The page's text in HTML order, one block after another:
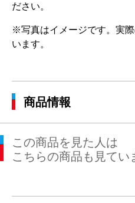
ださい。
※写真はイメージです。実
います。
商品情報
この商品を見た人は
こちらの商品も見てい